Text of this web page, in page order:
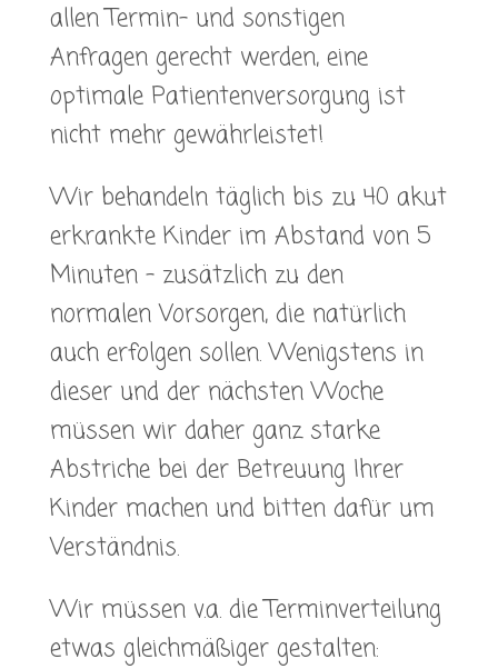
allen Termin- und sonstigen
Anfragen gerecht werden, eine
optimale Patientenversorgung ist
nicht mehr gewährleistet!
Wir behandeln täglich bis zu 40 akut
erkrankte Kinder im Abstand von 5
Minuten – zusätzlich zu den
normalen Vorsorgen, die natürlich
auch erfolgen sollen. Wenigstens in
dieser und der nächsten Woche
müssen wir daher ganz starke
Abstriche bei der Betreuung Ihrer
Kinder machen und bitten dafür um
Verständnis.
Wir müssen v.a. die Terminverteilung
etwas gleichmäßiger gestalten: